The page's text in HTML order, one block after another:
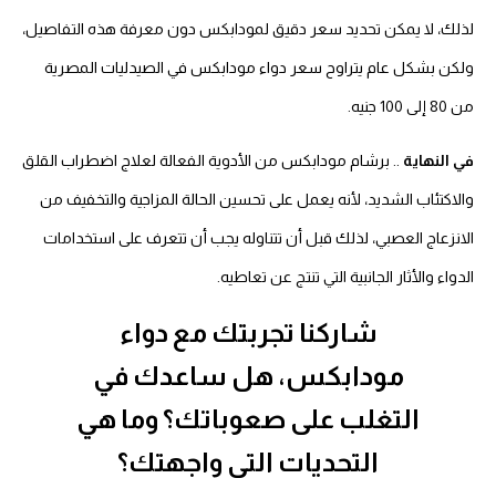
لذلك، لا يمكن تحديد سعر دقيق لمودابكس دون معرفة هذه التفاصيل،
ولكن بشكل عام يتراوح سعر دواء مودابكس في الصيدليات المصرية
من 80 إلى 100 جنيه.
في النهاية .. برشام مودابكس من الأدوية الفعالة لعلاج اضطراب القلق
والاكتئاب الشديد، لأنه يعمل على تحسين الحالة المزاجية والتخفيف من
الانزعاج العصبي، لذلك قبل أن تتناوله يجب أن تتعرف على استخدامات
الدواء والأثار الجانبية التي تنتج عن تعاطيه.
شاركنا تجربتك مع دواء
مودابكس، هل ساعدك في
التغلب على صعوباتك؟ وما هي
التحديات التي واجهتك؟